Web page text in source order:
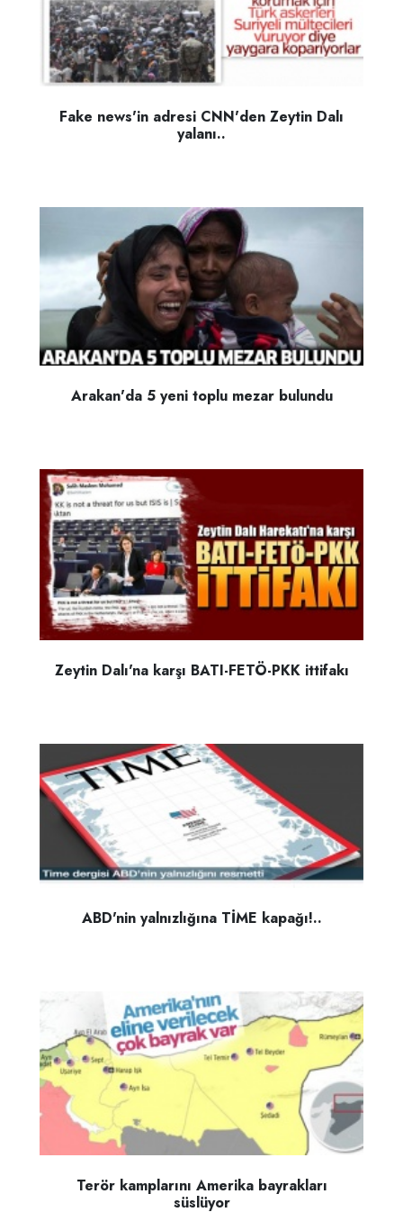
Fake news'in adresi CNN'den Zeytin Dalı
yalanı..
Arakan'da 5 yeni toplu mezar bulundu
Zeytin Dalı'na karşı BATI-FETÖ-PKK ittifakı
ABD'nin yalnızlığına TİME kapağı!..
Terör kamplarını Amerika bayrakları
süslüyor